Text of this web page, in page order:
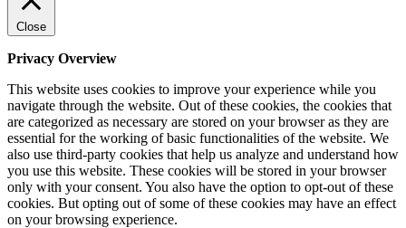
Close
Privacy Overview
This website uses cookies to improve your experience while you
navigate through the website. Out of these cookies, the cookies that
are categorized as necessary are stored on your browser as they are
essential for the working of basic functionalities of the website. We
also use third-party cookies that help us analyze and understand how
you use this website. These cookies will be stored in your browser
only with your consent. You also have the option to opt-out of these
cookies. But opting out of some of these cookies may have an effect
on your browsing experience.